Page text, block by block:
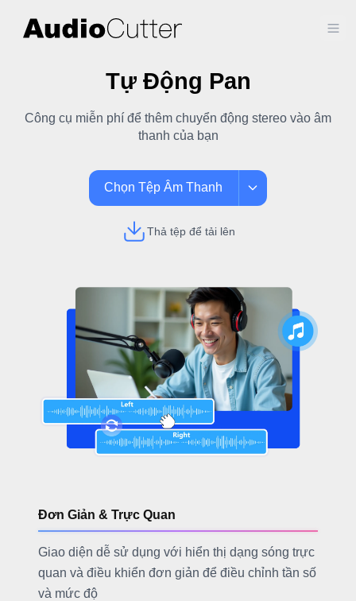
Tự Động Pan
Công cụ miễn phí để thêm chuyển động stereo vào âm
thanh của bạn
Chọn Tệp Âm Thanh
Thả tệp để tải lên
Đơn Giản & Trực Quan
Giao diện dễ sử dụng với hiển thị dạng sóng trực
quan và điều khiển đơn giản để điều chỉnh tần số
và mức độ